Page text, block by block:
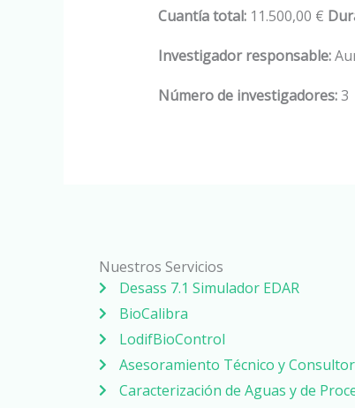
Cuantía total:11.500,00 €
Investigador responsable:
Número de investigadores:3
Nuestros Servicios
Desass 7.1 Simulador EDAR
BioCalibra
LodifBioControl
Asesoramiento Técnico y
Caracterización de Aguas y de